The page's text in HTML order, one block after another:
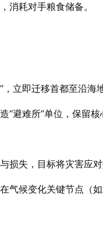
消耗对手粮食储备。
立即迁移首都至沿海
“避难所”单位，保留核
损失，目标将灾害应
气候变化关键节点（如